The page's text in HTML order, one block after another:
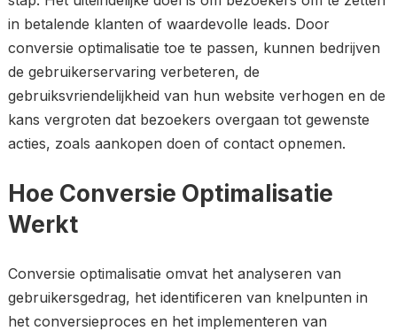
in betalende klanten of waardevolle leads. Door
conversie optimalisatie toe te passen, kunnen bedrijven
de gebruikerservaring verbeteren, de
gebruiksvriendelijkheid van hun website verhogen en de
kans vergroten dat bezoekers overgaan tot gewenste
acties, zoals aankopen doen of contact opnemen.
Hoe Conversie Optimalisatie
Werkt
Conversie optimalisatie omvat het analyseren van
gebruikersgedrag, het identificeren van knelpunten in
het conversieproces en het implementeren van